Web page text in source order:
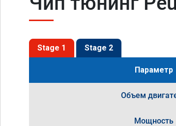
Stage 1 Stage 2
Параметр
Объем
Мощность